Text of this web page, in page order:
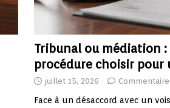
Tribunal ou médiation
procédure choisir pour
juillet 15, 2026
Face à un désaccord avec un